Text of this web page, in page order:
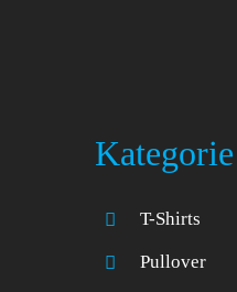
Kategorie
T-Shirts
Pullover